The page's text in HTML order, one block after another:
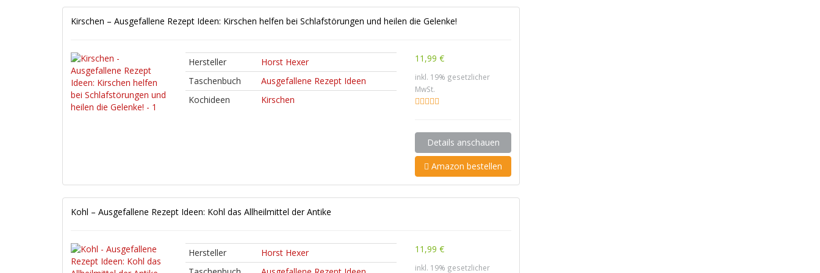
Kirschen – Ausgefallene Rezept Ideen: Kirschen helfen bei Schlafstörungen und heilen die Gelenke!
11,99 €
inkl. 19% gesetzlicher
MwSt.
Details anschauen
Amazon bestellen
Hersteller
Horst Hexer
Taschenbuch
Ausgefallene Rezept Ideen
Kochideen
Kirschen
Kohl – Ausgefallene Rezept Ideen: Kohl das Allheilmittel der Antike
11,99 €
inkl. 19% gesetzlicher
Hersteller
Horst Hexer